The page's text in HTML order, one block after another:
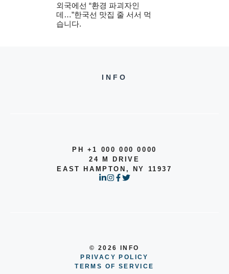
외국에선 “환경 파괴자인
데…”한국선 맛집 줄 서서 먹
습니다.
INFO
PH +1 000 000 0000
24 M DRIVE
EAST HAMPTON, NY 11937
© 2026 INFO
PRIVACY POLICY
TERMS OF SERVICE